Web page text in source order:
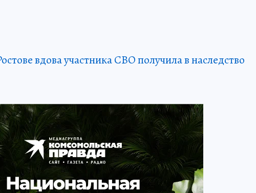
вдова участника СВО получила в наследство